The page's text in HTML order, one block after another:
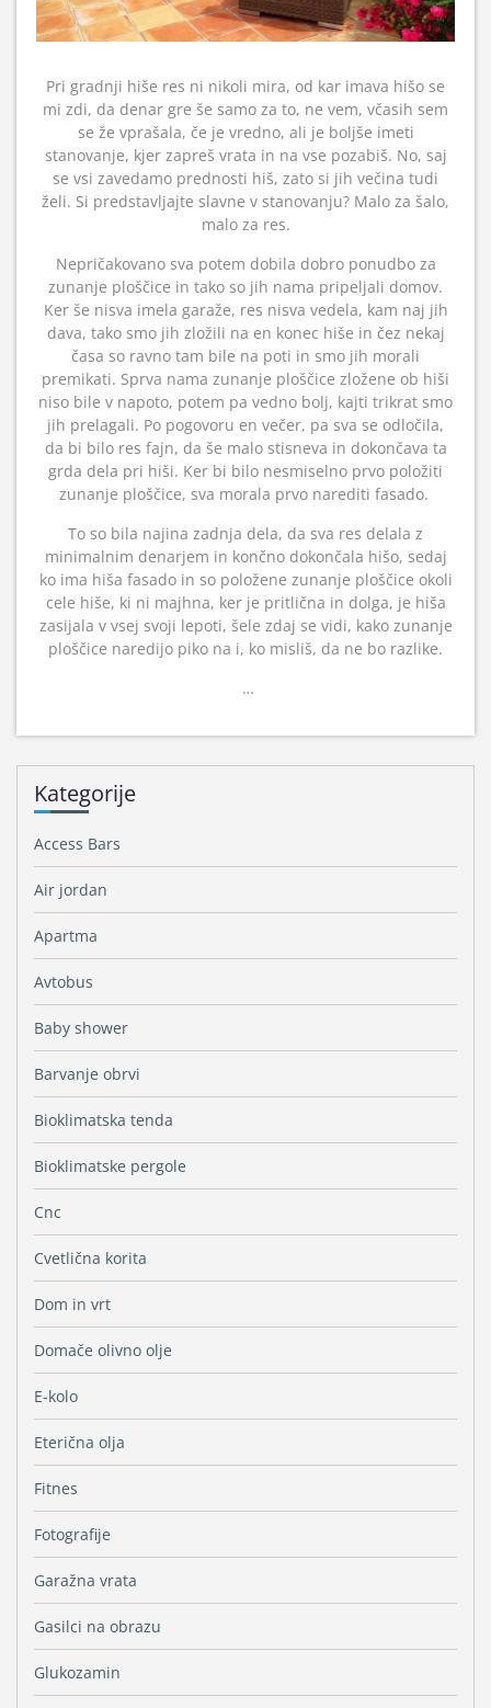
Pri gradnji hiše res ni nikoli mira, od kar imava hišo se
mi zdi, da denar gre še samo za to, ne vem, včasih sem
se že vprašala, če je vredno, ali je boljše imeti
stanovanje, kjer zapreš vrata in na vse pozabiš. No, saj
se vsi zavedamo prednosti hiš, zato si jih večina tudi
želi. Si predstavljajte slavne v stanovanju? Malo za šalo,
malo za res.
Nepričakovano sva potem dobila dobro ponudbo za
zunanje ploščice in tako so jih nama pripeljali domov.
Ker še nisva imela garaže, res nisva vedela, kam naj jih
dava, tako smo jih zložili na en konec hiše in čez nekaj
časa so ravno tam bile na poti in smo jih morali
premikati. Sprva nama zunanje ploščice zložene ob hiši
niso bile v napoto, potem pa vedno bolj, kajti trikrat smo
jih prelagali. Po pogovoru en večer, pa sva se odločila,
da bi bilo res fajn, da še malo stisneva in dokončava ta
grda dela pri hiši. Ker bi bilo nesmiselno prvo položiti
zunanje ploščice, sva morala prvo narediti fasado.
To so bila najina zadnja dela, da sva res delala z
minimalnim denarjem in končno dokončala hišo, sedaj
ko ima hiša fasado in so položene zunanje ploščice okoli
cele hiše, ki ni majhna, ker je pritlična in dolga, je hiša
zasijala v vsej svoji lepoti, šele zdaj se vidi, kako zunanje
ploščice naredijo piko na i, ko misliš, da ne bo razlike.
…
Kategorije
Access Bars
Air jordan
Apartma
Avtobus
Baby shower
Barvanje obrvi
Bioklimatska tenda
Bioklimatske pergole
Cnc
Cvetlična korita
Dom in vrt
Domače olivno olje
E-kolo
Eterična olja
Fitnes
Fotografije
Garažna vrata
Gasilci na obrazu
Glukozamin